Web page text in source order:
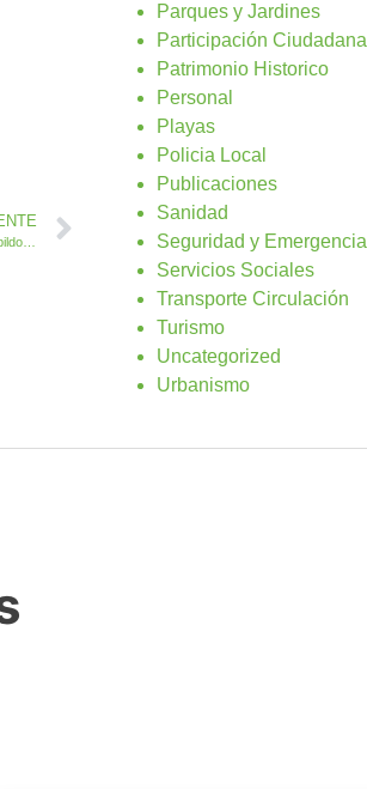
El Ayuntamiento no respalda el proyecto de reasfaltado que el Cabildo quiere ejecutar en la vía principal de Triquivijate
Parques y Jardines
Participación Ciudadana
Patrimonio Historico
Personal
Playas
Policia Local
Publicaciones
Sanidad
Seguridad y Emergencia
Servicios Sociales
Transporte Circulación
Turismo
Uncategorized
Urbanismo